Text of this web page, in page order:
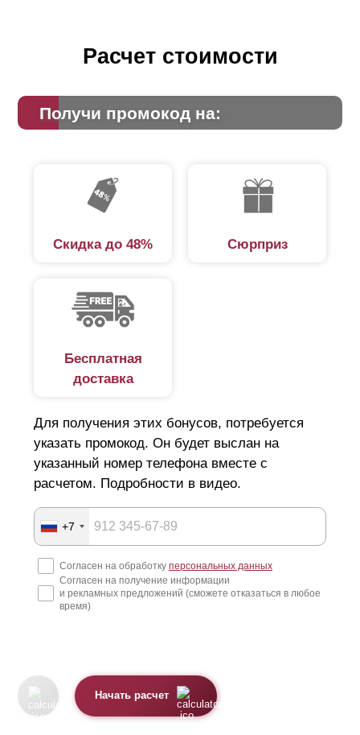
Расчет стоимости
Получи промокод на:
Скидка до 48% Сюрприз
Бесплатная
доставка
Для получения этих бонусов, потребуется
указать промокод. Он будет выслан на
указанный номер телефона вместе с
расчетом. Подробности в видео.
+7
Согласен на обработку персональных данных
Согласен на получение информации
и рекламных предложений (сможете отказаться в любое
время)
Начать расчет